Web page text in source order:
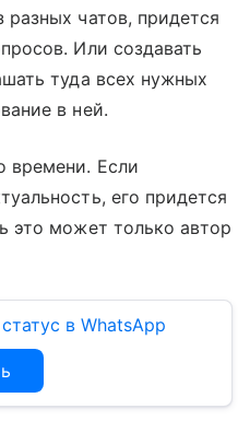
чатов, придется
Или создавать
туда всех нужных
в ней.
времени. Если
его придется
это может только автор
в WhatsApp